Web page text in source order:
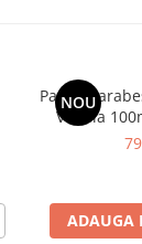
NOU
Parfum
Vanilla
ADAUGA